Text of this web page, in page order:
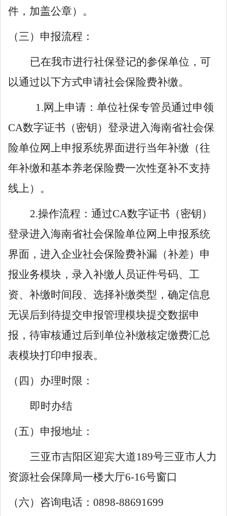
件，加盖公章）。
（三）申报流程：
已在我市进行社保登记的参保单位，可
以通过以下方式申请社会保险费补缴。
1.网上申请：单位社保专管员通过申领
CA数字证书（密钥）登录进入海南省社会保
险单位网上申报系统界面进行当年补缴（往
年补缴和基本养老保险费一次性趸补不支持
线上）。
2.操作流程：通过CA数字证书（密钥）
登录进入海南省社会保险单位网上申报系统
界面，进入企业社会保险费补漏（补差）申
报业务模块，录入补缴人员证件号码、工
资、补缴时间段、选择补缴类型，确定信息
无误后到待提交申报管理模块提交数据申
报，待审核通过后到单位补缴核定缴费汇总
表模块打印申报表。
（四）办理时限：
即时办结
（五）申报地址：
三亚市吉阳区迎宾大道189号三亚市人力
资源社会保障局一楼大厅6-16号窗口
（六） 咨询电话： 0898-88691699